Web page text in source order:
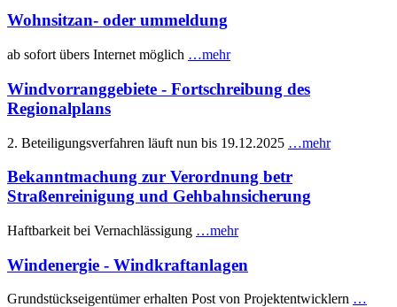
Wohnsitzan- oder ummeldung
ab sofort übers Internet möglich …mehr
Windvorranggebiete - Fortschreibung des
Regionalplans
2. Beteiligungsverfahren läuft nun bis 19.12.2025 …mehr
Bekanntmachung zur Verordnung betr
Straßenreinigung und Gehbahnsicherung
Haftbarkeit bei Vernachlässigung …mehr
Windenergie - Windkraftanlagen
Grundstückseigentümer erhalten Post von Projektentwicklern …